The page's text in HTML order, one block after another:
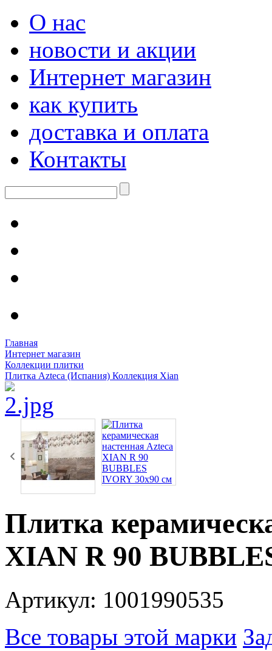
О нас
новости и акции
Интернет магазин
как купить
доставка и оплата
Контакты
Главная
Интернет магазин
Коллекции плитки
Плитка Azteca (Испания) Коллекция Xian
Плитка
XIAN R 90
Артикул: 1001990535
Все товары этой марки